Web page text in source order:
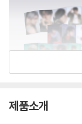
제품소개